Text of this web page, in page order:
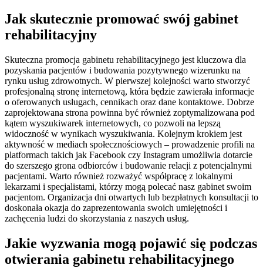
Jak skutecznie promować swój gabinet
rehabilitacyjny
Skuteczna promocja gabinetu rehabilitacyjnego jest kluczowa dla
pozyskania pacjentów i budowania pozytywnego wizerunku na
rynku usług zdrowotnych. W pierwszej kolejności warto stworzyć
profesjonalną stronę internetową, która będzie zawierała informacje
o oferowanych usługach, cennikach oraz dane kontaktowe. Dobrze
zaprojektowana strona powinna być również zoptymalizowana pod
kątem wyszukiwarek internetowych, co pozwoli na lepszą
widoczność w wynikach wyszukiwania. Kolejnym krokiem jest
aktywność w mediach społecznościowych – prowadzenie profili na
platformach takich jak Facebook czy Instagram umożliwia dotarcie
do szerszego grona odbiorców i budowanie relacji z potencjalnymi
pacjentami. Warto również rozważyć współpracę z lokalnymi
lekarzami i specjalistami, którzy mogą polecać nasz gabinet swoim
pacjentom. Organizacja dni otwartych lub bezpłatnych konsultacji to
doskonała okazja do zaprezentowania swoich umiejętności i
zachęcenia ludzi do skorzystania z naszych usług.
Jakie wyzwania mogą pojawić się podczas
otwierania gabinetu rehabilitacyjnego